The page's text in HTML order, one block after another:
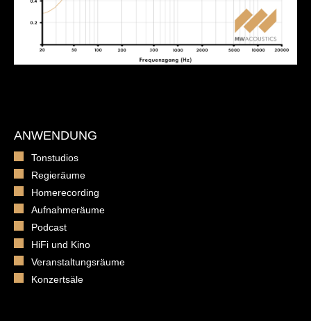
ANWENDUNG
Tonstudios
Regieräume
Homerecording
Aufnahmeräume
Podcast
HiFi und Kino
Veranstaltungsräume
Konzertsäle